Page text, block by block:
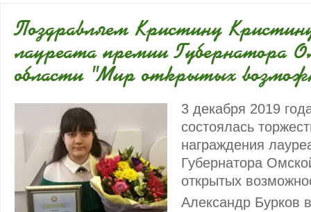
Поздравляем Кристину
лауреата премии Губернатора
области "Мир открытых
3 декабря 2019
состоялась
награждения
Губернатора
открытых
Александр Бурков